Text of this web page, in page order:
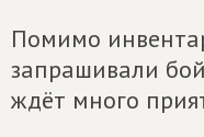
Помимо
запрашивали
ждёт много